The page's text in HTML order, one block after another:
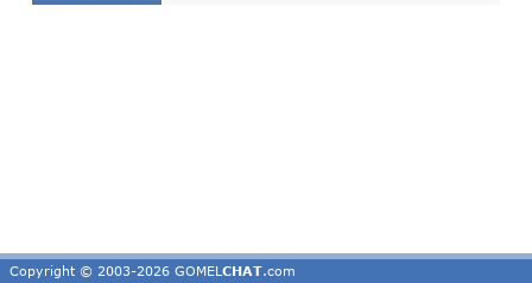
Copyright © 2003-2026 GOMEL CHAT.com